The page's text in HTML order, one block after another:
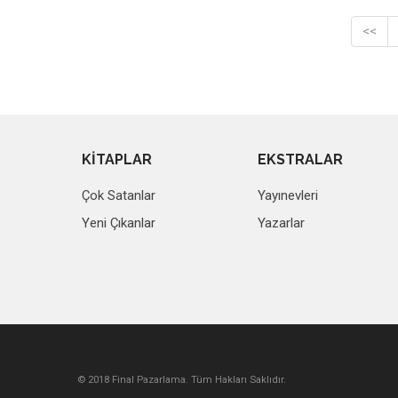
<<
KİTAPLAR
Çok Satanlar
Yeni Çıkanlar
EKSTRALAR
Yayınevleri
Yazarlar
© 2018 Final Pazarlama. Tüm Hakları Saklıdır.